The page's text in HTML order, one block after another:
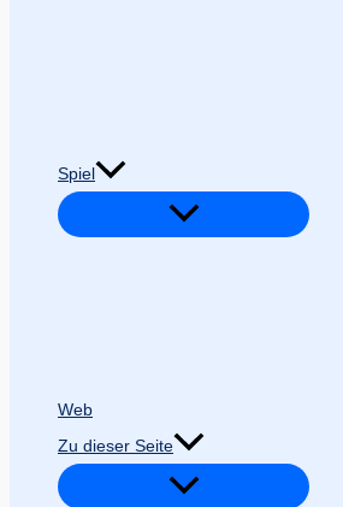
Spiel
Web
Zu dieser Seite